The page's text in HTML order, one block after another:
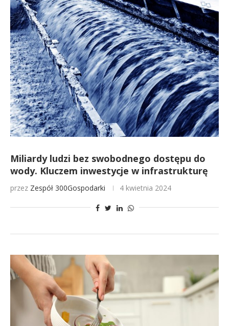
Miliardy ludzi bez swobodnego dostępu do
wody. Kluczem inwestycje w infrastrukturę
przez Zespół 300Gospodarki 4 kwietnia 2024